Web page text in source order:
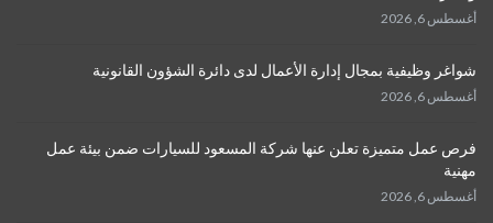
أغسطس 6, 2026
شواغر وظيفية بمجال إدارة الأعمال لدى دائرة الشؤون القانونية
أغسطس 6, 2026
فرص عمل متميزة تعلن عنها شركة المسعود للسيارات ضمن بيئة عمل
مهنية
أغسطس 6, 2026